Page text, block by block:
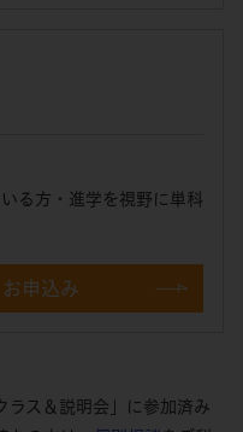
る方・進学を視野に単科
お申込み
ス＆説明会」に参加済み